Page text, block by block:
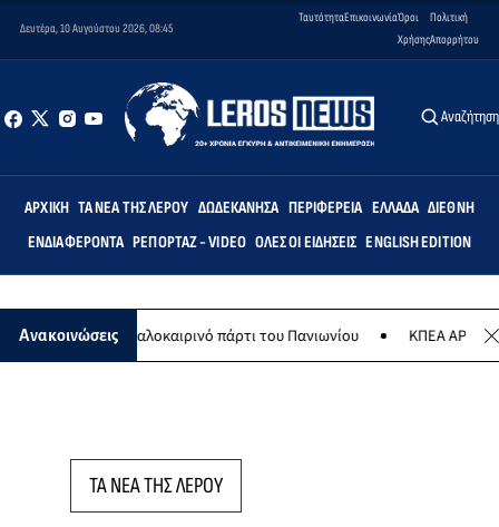
Δευτέρα, 10 Αυγούστου 2026, 08:45
ΤαυτότηταΕπικοινωνίαΌροι
Χρήσης
Πολιτική
Απορρήτου
Αναζήτηση
ΑΡΧΙΚΉ ΤΑ ΝΈΑ ΤΗΣ ΛΈΡΟΥ ΔΩΔΕΚΆΝΗΣΑ ΠΕΡΙΦΈΡΕΙΑ ΕΛΛΆΔΑ ΔΙΕΘΝΉ
ΕΝΔΙΑΦΈΡΟΝΤΑ ΡΕΠΟΡΤΆΖ - VIDEO ΌΛΕΣ ΟΙ ΕΙΔΉΣΕΙΣ ENGLISH EDITION
Ανακοινώσειςτο καλοκαιρινό πάρτι του Πανιωνίου ΚΠΕΑ ΑΡΤΕΜΙΣ:
ΤΑ ΝΕΑ ΤΗΣ ΛΕΡΟΥ